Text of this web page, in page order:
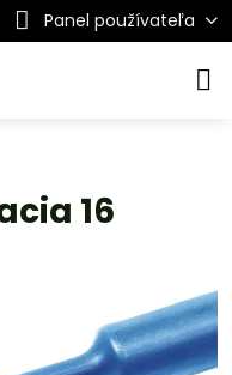
Panel používateľa
16